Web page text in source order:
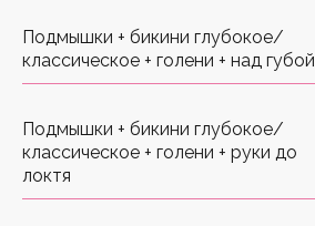
Подмышки + бикини глубокое/
классическое + голени + над губой
Подмышки + бикини глубокое/
классическое + голени + руки до
локтя